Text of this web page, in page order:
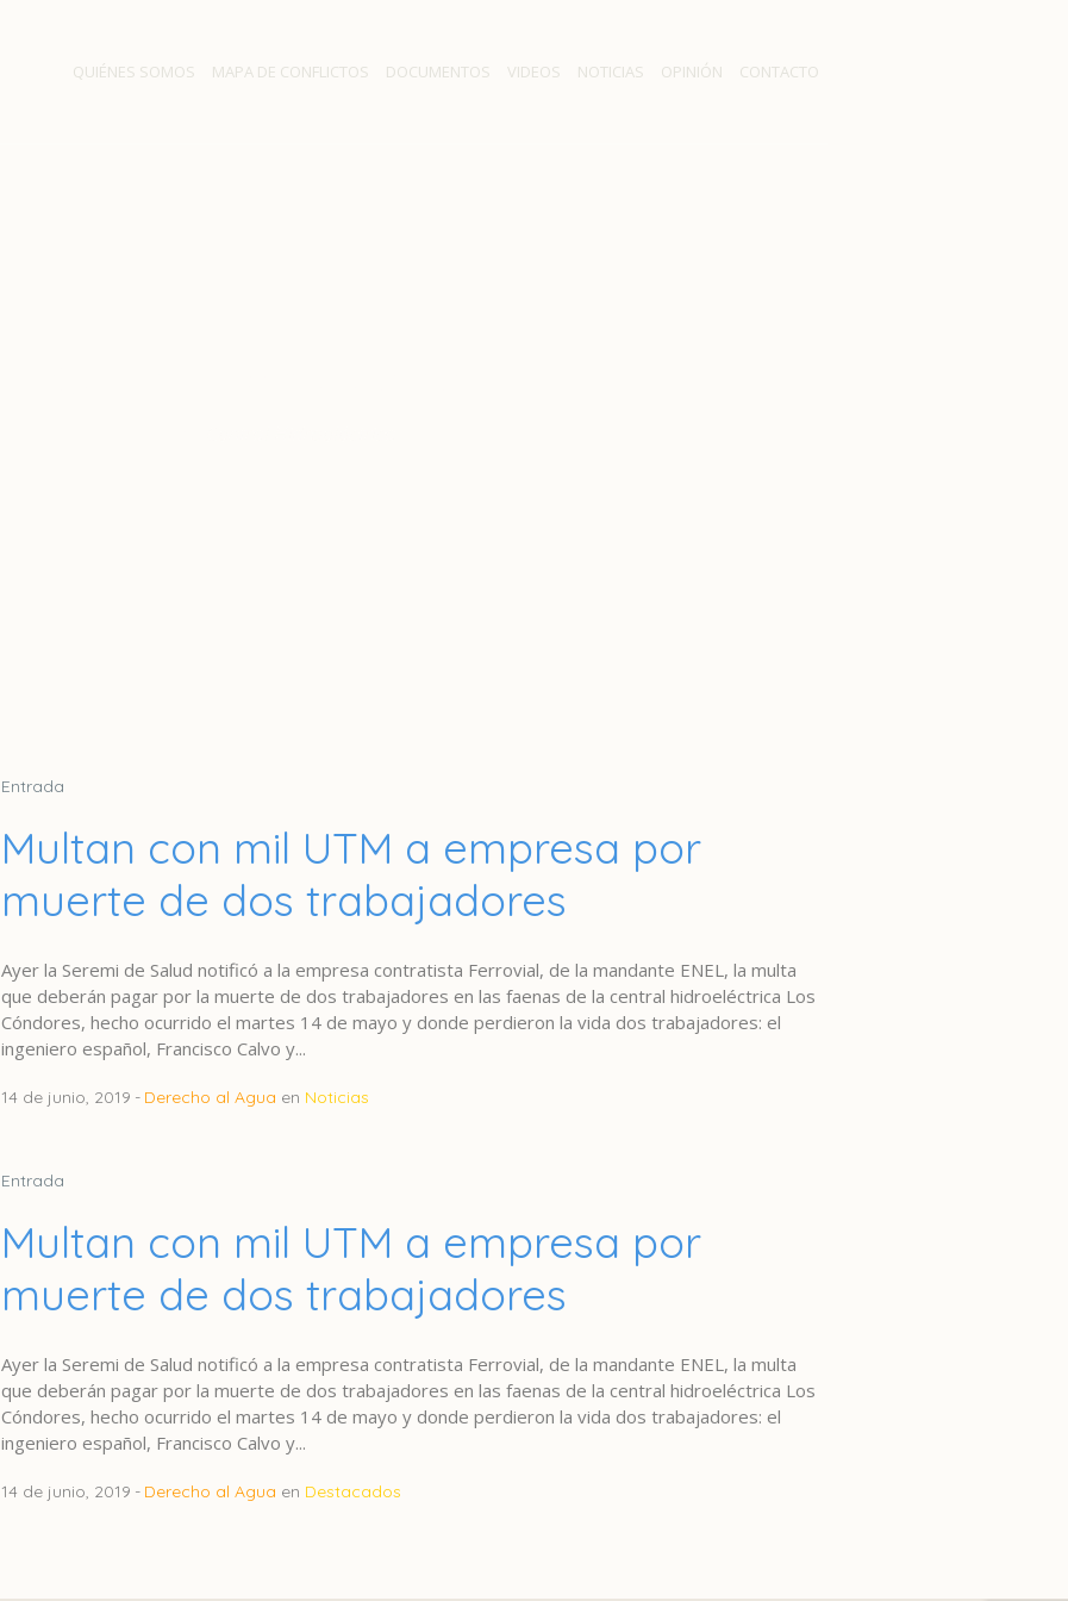
QUIÉNES SOMOS MAPA DE CONFLICTOS DOCUMENTOS VIDEOS NOTICIAS OPINIÓN CONTACTO
Entrada
Multan con mil UTM a empresa por
muerte de dos trabajadores
Ayer la Seremi de Salud notificó a la empresa contratista Ferrovial, de la mandante ENEL, la multa
que deberán pagar por la muerte de dos trabajadores en las faenas de la central hidroeléctrica Los
Cóndores, hecho ocurrido el martes 14 de mayo y donde perdieron la vida dos trabajadores: el
ingeniero español, Francisco Calvo y...
14 de junio, 2019 Derecho al Agua en Noticias
Entrada
Multan con mil UTM a empresa por
muerte de dos trabajadores
Ayer la Seremi de Salud notificó a la empresa contratista Ferrovial, de la mandante ENEL, la multa
que deberán pagar por la muerte de dos trabajadores en las faenas de la central hidroeléctrica Los
Cóndores, hecho ocurrido el martes 14 de mayo y donde perdieron la vida dos trabajadores: el
ingeniero español, Francisco Calvo y...
14 de junio, 2019 Derecho al Agua en Destacados